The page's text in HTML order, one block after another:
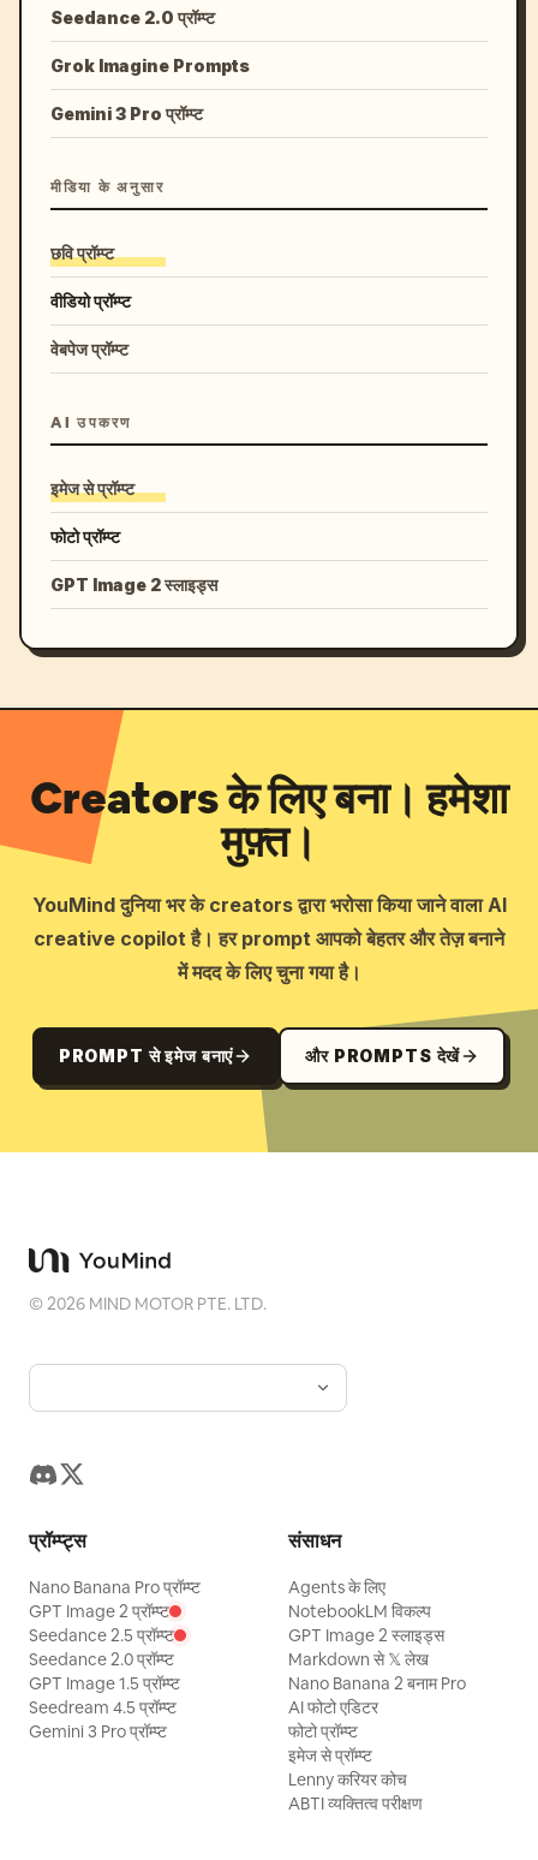
Seedance 2.0 प्रॉम्प्ट
Grok Imagine Prompts
Gemini 3 Pro प्रॉम्प्ट
मीडिया के अनुसार
छवि प्रॉम्प्ट
वीडियो प्रॉम्प्ट
वेबपेज प्रॉम्प्ट
AI उपकरण
इमेज से प्रॉम्प्ट
फोटो प्रॉम्प्ट
GPT Image 2 स्लाइड्स
Creators के लिए बना। हमेशा
मुफ़्त।
YouMind दुनिया भर के creators द्वारा भरोसा किया जाने वाला AI
creative copilot है। हर prompt आपको बेहतर और तेज़ बनाने
में मदद के लिए चुना गया है।
PROMPT से इमेज बनाएं और PROMPTS देखें
©2026 MIND MOTOR PTE. LTD.
प्रॉम्प्ट्स
Nano Banana Pro प्रॉम्प्ट
GPT Image 2 प्रॉम्प्ट
Seedance 2.5 प्रॉम्प्ट
Seedance 2.0 प्रॉम्प्ट
GPT Image 1.5 प्रॉम्प्ट
Seedream 4.5 प्रॉम्प्ट
Gemini 3 Pro प्रॉम्प्ट
संसाधन
Agents के लिए
NotebookLM विकल्प
GPT Image 2 स्लाइड्स
Markdown से 𝕏 लेख
Nano Banana 2 बनाम Pro
AI फोटो एडिटर
फोटो प्रॉम्प्ट
इमेज से प्रॉम्प्ट
Lenny करियर कोच
ABTI व्यक्तित्व परीक्षण